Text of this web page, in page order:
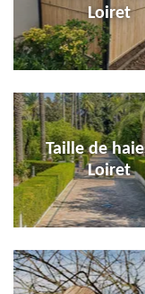
Loiret
Taille de
Loiret